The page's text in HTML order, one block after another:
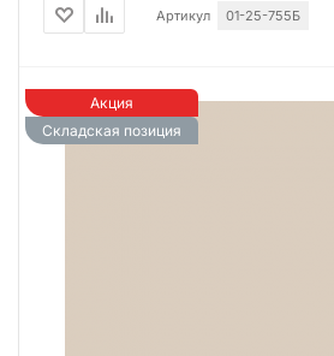
Акция
Складская позиция
Артикул 01-25-755Б